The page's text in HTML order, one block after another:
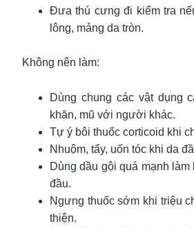
Đưa thú cưng đi kiểm tra
lông, mảng da tròn.
Không nên làm:
Dùng chung các vật dụng
khăn, mũ với người khác.
Tự ý bôi thuốc corticoid khi
Nhuộm, tẩy, uốn tóc khi da
Dùng dầu gội quá mạnh
đầu.
Ngưng thuốc sớm khi triệu
thiện.